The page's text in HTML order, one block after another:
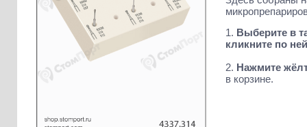
1. Выберите в
кликните по
2. Нажмите
в корзине.